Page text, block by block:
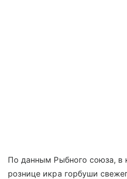
По данным Рыбного союза, в
рознице икра горбуши